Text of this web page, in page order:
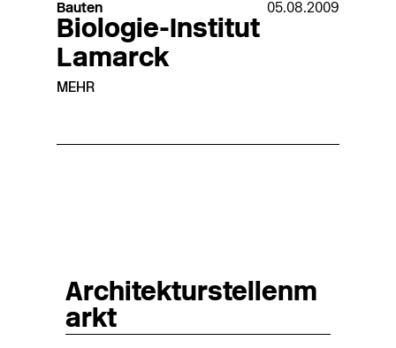
Bauten 05.08.2009
Biologie-Institut
Lamarck
MEHR
Architekturstellenm
arkt